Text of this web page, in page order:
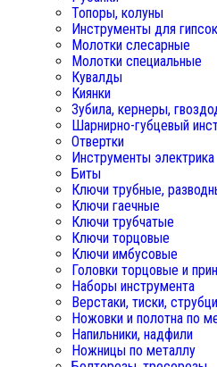
Топоры, колуны
Инструменты для
Молотки слесарные
Молотки специальные
Кувалды
Киянки
Зубила, кернеры,
Шарнирно-губцевый
Отвертки
Инструменты электрика
Биты
Ключи трубные,
Ключи гаечные
Ключи трубчатые
Ключи торцовые
Ключи имбусовые
Головки торцовые и
Наборы инструмента
Верстаки, тиски,
Ножовки и полотна по
Напильники, надфили
Ножницы по металлу